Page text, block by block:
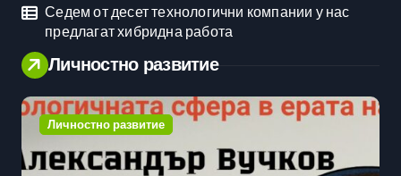
Седем от десет технологични компании у нас
предлагат хибридна работа
Личностно развитие
Личностно развитие